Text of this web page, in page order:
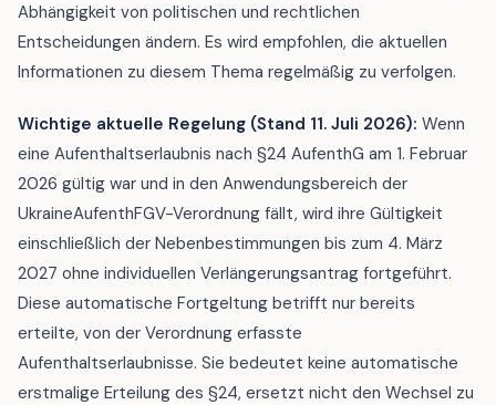
Abhängigkeit von politischen und rechtlichen
Entscheidungen ändern. Es wird empfohlen, die aktuellen
Informationen zu diesem Thema regelmäßig zu verfolgen.
Wichtige aktuelle Regelung (Stand 11. Juli 2026): Wenn
eine Aufenthaltserlaubnis nach §24 AufenthG am 1. Februar
2026 gültig war und in den Anwendungsbereich der
UkraineAufenthFGV-Verordnung fällt, wird ihre Gültigkeit
einschließlich der Nebenbestimmungen bis zum 4. März
2027 ohne individuellen Verlängerungsantrag fortgeführt.
Diese automatische Fortgeltung betrifft nur bereits
erteilte, von der Verordnung erfasste
Aufenthaltserlaubnisse. Sie bedeutet keine automatische
erstmalige Erteilung des §24, ersetzt nicht den Wechsel zu